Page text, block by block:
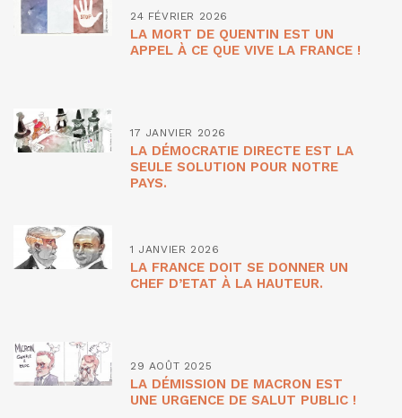
24 FÉVRIER 2026
LA MORT DE QUENTIN EST UN
APPEL À CE QUE VIVE LA FRANCE !
17 JANVIER 2026
LA DÉMOCRATIE DIRECTE EST LA
SEULE SOLUTION POUR NOTRE
PAYS.
1 JANVIER 2026
LA FRANCE DOIT SE DONNER UN
CHEF D’ETAT À LA HAUTEUR.
29 AOÛT 2025
LA DÉMISSION DE MACRON EST
UNE URGENCE DE SALUT PUBLIC !